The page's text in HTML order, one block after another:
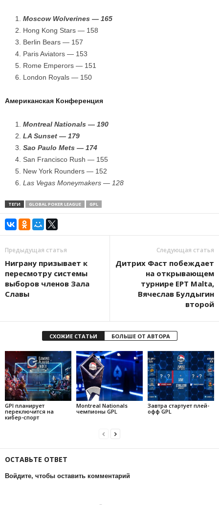
Moscow Wolverines — 165
Hong Kong Stars — 158
Berlin Bears — 157
Paris Aviators — 153
Rome Emperors — 151
London Royals — 150
Американская Конференция
Montreal Nationals — 190
LA Sunset — 179
Sao Paulo Mets — 174
San Francisco Rush — 155
New York Rounders — 152
Las Vegas Moneymakers — 128
ТЕГИ GLOBAL POKER LEAGUE GPL
Предыдущая статья
Ниграну призывает к
пересмотру системы
выборов членов Зала
Славы
Следующая статья
Дитрих Фаст побеждает
на открывающем
турнире EPT Malta,
Вячеслав Булдыгин
второй
СХОЖИЕ СТАТЬИ БОЛЬШЕ ОТ АВТОРА
GPI планирует
переключится на
кибер-спорт
Montreal Nationals
чемпионы GPL
Завтра стартует плей-
офф GPL
ОСТАВЬТЕ ОТВЕТ
Войдите, чтобы оставить комментарий